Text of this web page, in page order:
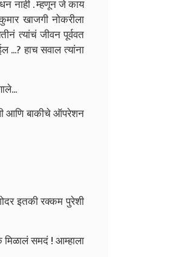
नाही . म्हणून जे काय
खाजगी नोकरीला
त्यांचं जीवन पूर्ववत
...? हाच सवाल त्यांना
आणि बाकीचे ऑपरेशन
इतकी रक्कम पुरेशी
मिळालं समदं ! आम्हाला